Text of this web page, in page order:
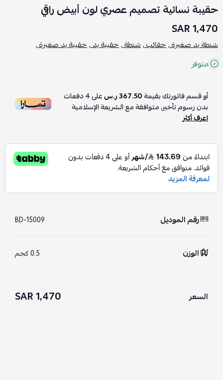
حقيبة نسائية تصميم عصري لون أبيض راقي
1,470 SAR
شنطة يد صغيرة ,حقائب ,شنطة ,حقيبة يد ,حقيبة يد صغيرة ,
متوفر
أو قسم فاتورتك بقيمة367.50 ر.س على4دفعات
بدون رسوم تأخير، متوافقة مع الشريعة الإسلامية
اعرف أكثر
رقم الموديل BD-15009
الوزن 0.5 كجم
السعر 1,470 SAR